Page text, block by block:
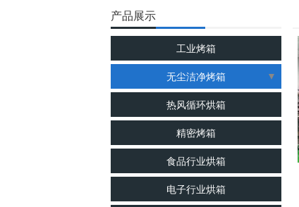
产品展示
工业烤箱
无尘洁净烤箱
洁净烘箱
千级无尘烘箱
百级无尘烘箱
热风循环烘箱
精密烤箱
食品行业烘箱
电子行业烘箱